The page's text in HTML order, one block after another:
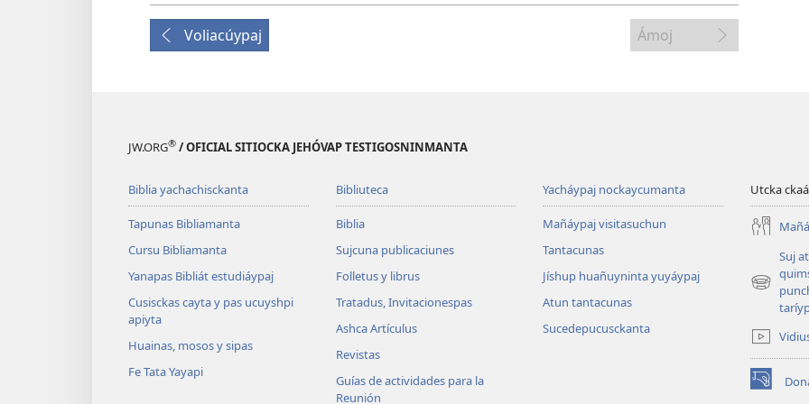
de
video
Voliacúypaj Ámoj
JW.ORG® / OFICIAL SITIOCKA JEHÓVAP TESTIGOSNINMANTA
Biblia yachachisckanta
Tapunas Bibliamanta
Cursu Bibliamanta
Yanapas Bibliát estudiáypaj
Cusisckas cayta y pas ucuyshpi
apiyta
Huainas, mosos y sipas
Fe Tata Yayapi
Bibliuteca
Biblia
Sujcuna publicaciunes
Folletus y librus
Tratadus, Invitacionespas
Ashca Artículus
Revistas
Guías de actividades para la
Reunión
Yacháypaj nockaycumanta
Mañáypaj visitasuchun
Tantacunas
Jíshup huañuyninta yuyáypaj
Atun tantacunas
Sucedepucusckanta
Utcka
Suj
(abre
ventana)
(abre